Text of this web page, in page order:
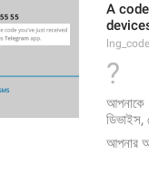
A
?
আপনাকে
আপনার